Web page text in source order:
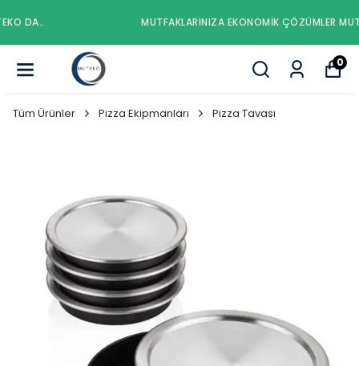
MUTFAKLARINIZA EKONOMIK ÇÖZÜMLER MUTEKO DA..
0
Tüm Ürünler Pizza Ekipmanları Pizza Tavası